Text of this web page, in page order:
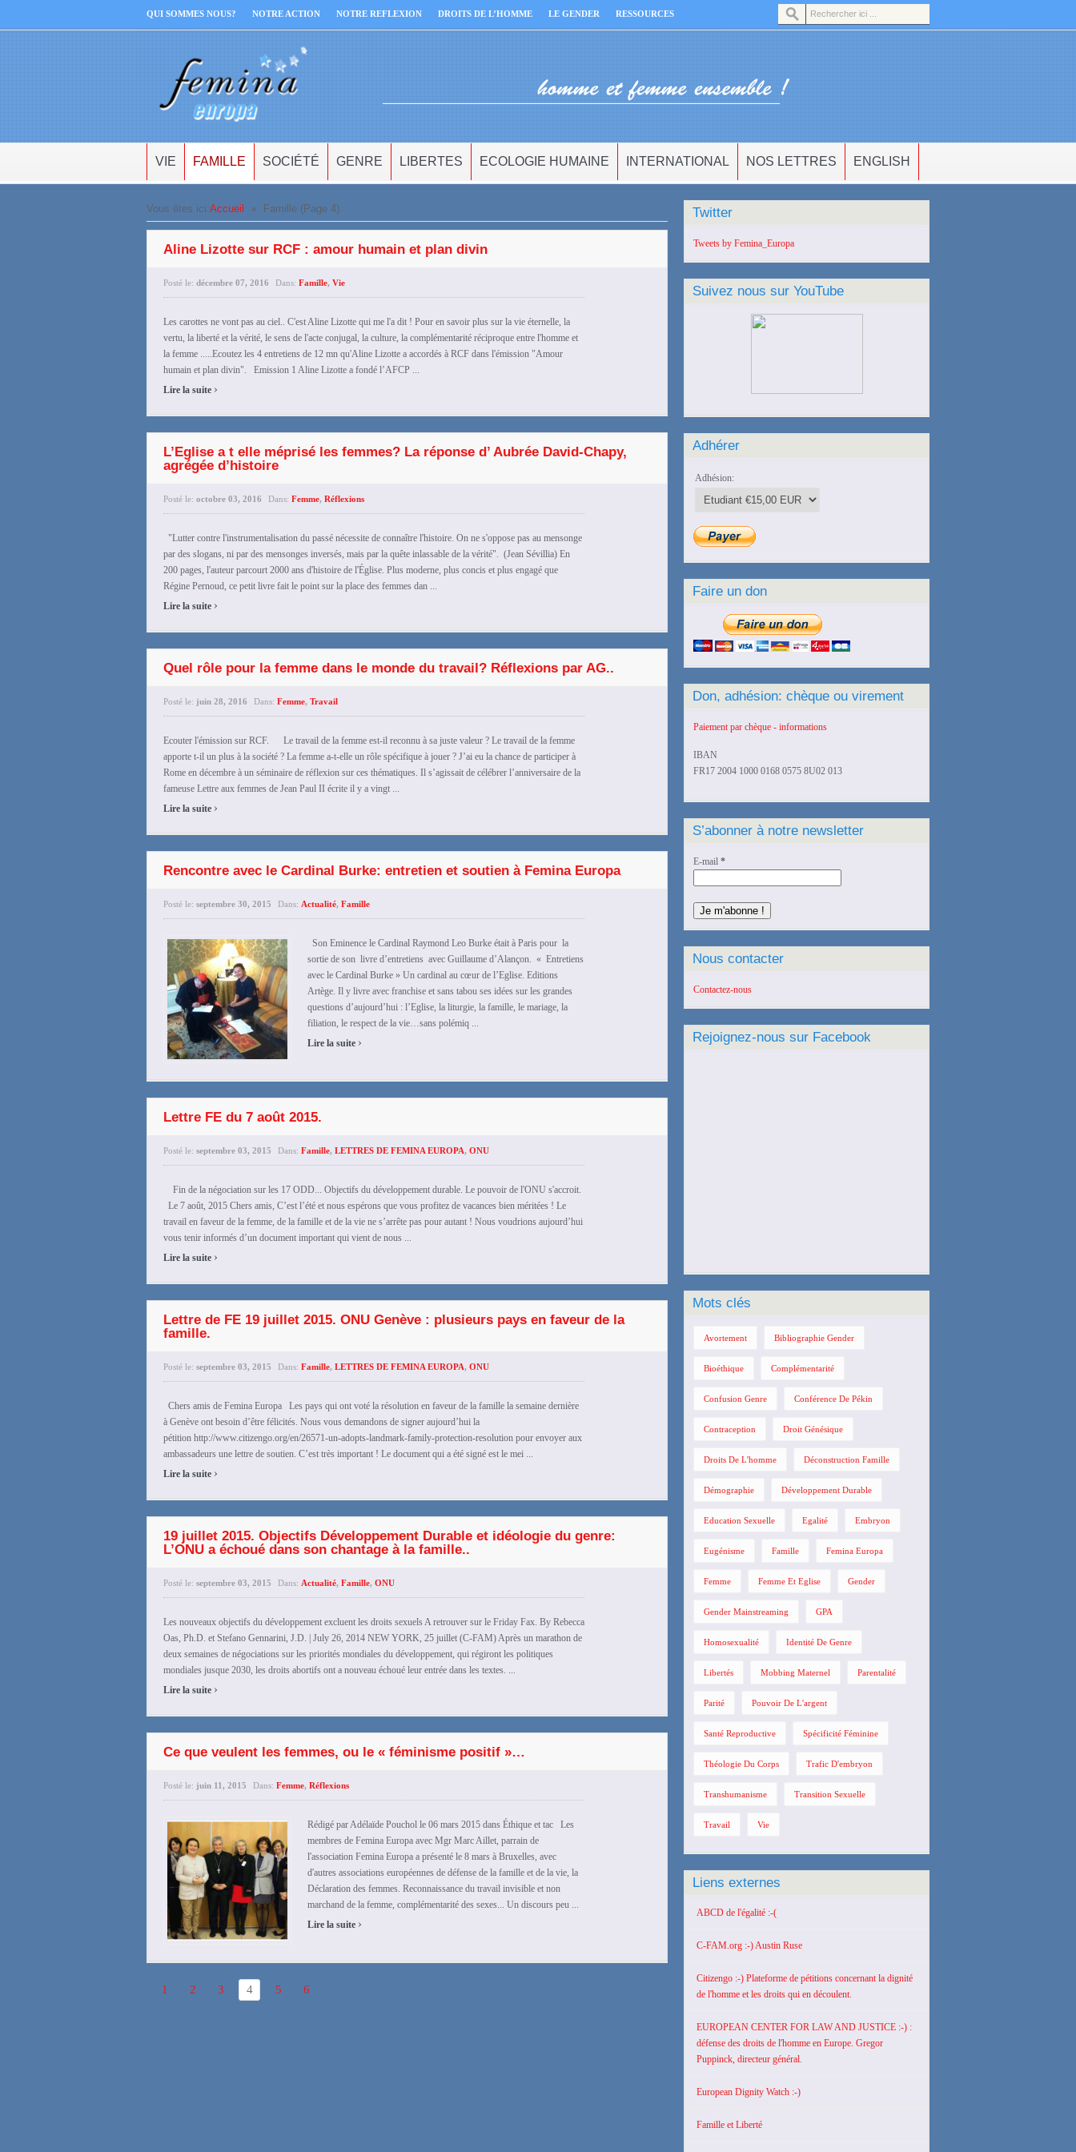
QUI SOMMES NOUS? NOTRE ACTION NOTRE REFLEXION DROITS DE L’HOMME LE GENDER RESSOURCES
VIE FAMILLE SOCIÉTÉ GENRE LIBERTES ECOLOGIE HUMAINE INTERNATIONAL NOS LETTRES ENGLISH
Vous êtes ici:Accueil » Famille (Page 4)
Aline Lizotte sur RCF : amour humain et plan divin
Posté le: décembre 07, 2016 Dans: Famille, Vie
Les carottes ne vont pas au ciel.. C'est Aline Lizotte qui me l'a dit ! Pour en savoir plus sur la vie éternelle, la
vertu, la liberté et la vérité, le sens de l'acte conjugal, la culture, la complémentarité réciproque entre l'homme et
la femme .....Ecoutez les 4 entretiens de 12 mn qu'Aline Lizotte a accordés à RCF dans l'émission "Amour
humain et plan divin". Emission 1 Aline Lizotte a fondé l’AFCP ...
Lire la suite ›
L’Eglise a t elle méprisé les femmes? La réponse d’ Aubrée David-Chapy,
agrégée d’histoire
Posté le: octobre 03, 2016 Dans: Femme, Réflexions
"Lutter contre l'instrumentalisation du passé nécessite de connaître l'histoire. On ne s'oppose pas au mensonge
par des slogans, ni par des mensonges inversés, mais par la quête inlassable de la vérité". (Jean Sévillia) En
200 pages, l'auteur parcourt 2000 ans d'histoire de l'Église. Plus moderne, plus concis et plus engagé que
Régine Pernoud, ce petit livre fait le point sur la place des femmes dan ...
Lire la suite ›
Quel rôle pour la femme dans le monde du travail? Réflexions par AG..
Posté le: juin 28, 2016 Dans: Femme, Travail
Ecouter l'émission sur RCF. Le travail de la femme est-il reconnu à sa juste valeur ? Le travail de la femme
apporte t-il un plus à la société ? La femme a-t-elle un rôle spécifique à jouer ? J’ai eu la chance de participer à
Rome en décembre à un séminaire de réflexion sur ces thématiques. Il s’agissait de célébrer l’anniversaire de la
fameuse Lettre aux femmes de Jean Paul II écrite il y a vingt ...
Lire la suite ›
Rencontre avec le Cardinal Burke: entretien et soutien à Femina Europa
Posté le: septembre 30, 2015 Dans: Actualité, Famille
Son Eminence le Cardinal Raymond Leo Burke était à Paris pour la
sortie de son livre d’entretiens avec Guillaume d’Alançon. « Entretiens
avec le Cardinal Burke » Un cardinal au cœur de l’Eglise. Editions
Artège. Il y livre avec franchise et sans tabou ses idées sur les grandes
questions d’aujourd’hui : l’Eglise, la liturgie, la famille, le mariage, la
filiation, le respect de la vie…sans polémiq ...
Lire la suite ›
Lettre FE du 7 août 2015.
Posté le: septembre 03, 2015 Dans: Famille, LETTRES DE FEMINA EUROPA, ONU
Fin de la négociation sur les 17 ODD... Objectifs du développement durable. Le pouvoir de l'ONU s'accroit.
Le 7 août, 2015 Chers amis, C’est l’été et nous espérons que vous profitez de vacances bien méritées ! Le
travail en faveur de la femme, de la famille et de la vie ne s’arrête pas pour autant ! Nous voudrions aujourd’hui
vous tenir informés d’un document important qui vient de nous ...
Lire la suite ›
Lettre de FE 19 juillet 2015. ONU Genève : plusieurs pays en faveur de la
famille.
Posté le: septembre 03, 2015 Dans: Famille, LETTRES DE FEMINA EUROPA, ONU
Chers amis de Femina Europa Les pays qui ont voté la résolution en faveur de la famille la semaine dernière
à Genève ont besoin d’être félicités. Nous vous demandons de signer aujourd’hui la
pétition http://www.citizengo.org/en/26571-un-adopts-landmark-family-protection-resolution pour envoyer aux
ambassadeurs une lettre de soutien. C’est très important ! Le document qui a été signé est le mei ...
Lire la suite ›
19 juillet 2015. Objectifs Développement Durable et idéologie du genre:
L’ONU a échoué dans son chantage à la famille..
Posté le: septembre 03, 2015 Dans: Actualité, Famille, ONU
Les nouveaux objectifs du développement excluent les droits sexuels A retrouver sur le Friday Fax. By Rebecca
Oas, Ph.D. et Stefano Gennarini, J.D. | July 26, 2014 NEW YORK, 25 juillet (C-FAM) Après un marathon de
deux semaines de négociations sur les priorités mondiales du développement, qui régiront les politiques
mondiales jusque 2030, les droits abortifs ont a nouveau échoué leur entrée dans les textes. ...
Lire la suite ›
Ce que veulent les femmes, ou le « féminisme positif »…
Posté le: juin 11, 2015 Dans: Femme, Réflexions
Rédigé par Adélaïde Pouchol le 06 mars 2015 dans Éthique et tac Les
membres de Femina Europa avec Mgr Marc Aillet, parrain de
l'association Femina Europa a présenté le 8 mars à Bruxelles, avec
d'autres associations européennes de défense de la famille et de la vie, la
Déclaration des femmes. Reconnaissance du travail invisible et non
marchand de la femme, complémentarité des sexes... Un discours peu ...
Lire la suite ›
1 2 3 4 5 6
Twitter
Tweets by Femina_Europa
Suivez nous sur YouTube
Adhérer
Adhésion:
Faire un don
Don, adhésion: chèque ou virement
Paiement par chèque - informations
IBAN
FR17 2004 1000 0168 0575 8U02 013
S’abonner à notre newsletter
E-mail *
Nous contacter
Contactez-nous
Rejoignez-nous sur Facebook
Mots clés
Avortement Bibliographie Gender
Bioéthique Complémentarité
Confusion Genre Conférence De Pékin
Contraception Droit Génésique
Droits De L'homme Déconstruction Famille
Démographie Développement Durable
Education Sexuelle Egalité Embryon
Eugénisme Famille Femina Europa
Femme Femme Et Eglise Gender
Gender Mainstreaming GPA
Homosexualité Identité De Genre
Libertés Mobbing Maternel Parentalité
Parité Pouvoir De L'argent
Santé Reproductive Spécificité Féminine
Théologie Du Corps Trafic D'embryon
Transhumanisme Transition Sexuelle
Travail Vie
Liens externes
ABCD de l'égalité :-(
C-FAM.org :-) Austin Ruse
Citizengo :-) Plateforme de pétitions concernant la dignité
de l'homme et les droits qui en découlent.
EUROPEAN CENTER FOR LAW AND JUSTICE :-) :
défense des droits de l'homme en Europe. Gregor
Puppinck, directeur général.
European Dignity Watch :-)
Famille et Liberté